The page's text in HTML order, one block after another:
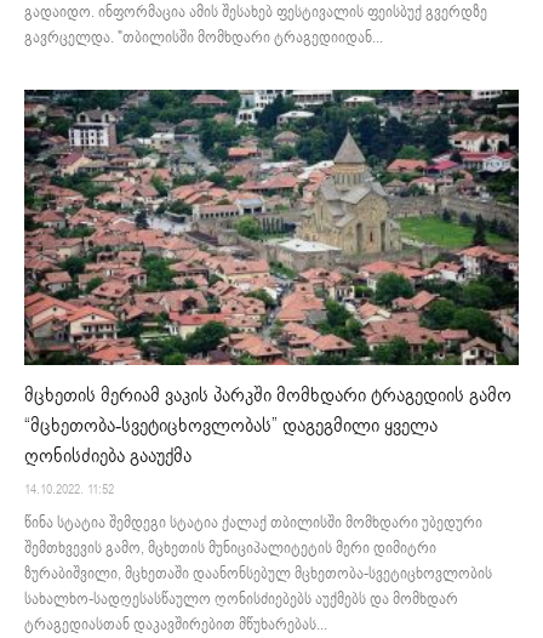
გადაიდო. ინფორმაცია ამის შესახებ ფესტივალის ფეისბუქ გვერდზე
გავრცელდა. "თბილისში მომხდარი ტრაგედიიდან...
მცხეთის მერიამ ვაკის პარკში მომხდარი ტრაგედიის გამო
“მცხეთობა-სვეტიცხოვლობას” დაგეგმილი ყველა
ღონისძიება გააუქმა
14.10.2022. 11:52
წინა სტატია შემდეგი სტატია ქალაქ თბილისში მომხდარი უბედური
შემთხვევის გამო, მცხეთის მუნიციპალიტეტის მერი დიმიტრი
ზურაბიშვილი, მცხეთაში დაანონსებულ მცხეთობა-სვეტიცხოვლობის
სახალხო-სადღესასწაულო ღონისძიებებს აუქმებს და მომხდარ
ტრაგედიასთან დაკავშირებით მწუხარებას...